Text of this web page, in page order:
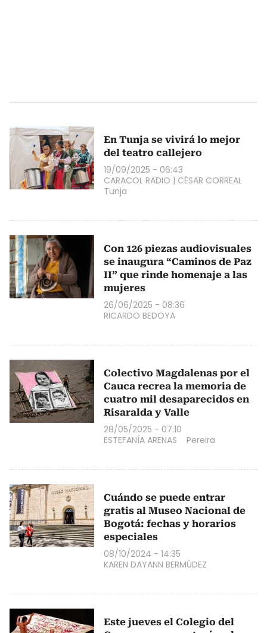
En Tunja se vivirá lo mejor
del teatro callejero
19/09/2025 - 06:43
CARACOL RADIO | CÉSAR CORREAL
Tunja
Con 126 piezas audiovisuales
se inaugura “Caminos de Paz
II” que rinde homenaje a las
mujeres
26/06/2025 - 08:36
RICARDO BEDOYA
Colectivo Magdalenas por el
Cauca recrea la memoria de
cuatro mil desaparecidos en
Risaralda y Valle
28/05/2025 - 07:10
ESTEFANÍA ARENAS
Pereira
Cuándo se puede entrar
gratis al Museo Nacional de
Bogotá: fechas y horarios
especiales
08/10/2024 - 14:35
KAREN DAYANN BERMÚDEZ
Este jueves el Colegio del